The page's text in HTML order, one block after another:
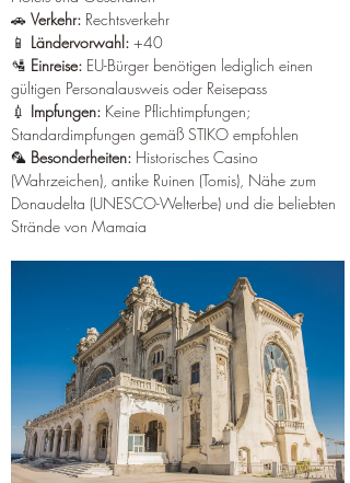
🚗 Verkehr: Rechtsverkehr
📱 Ländervorwahl: +40
🛂 Einreise: EU-Bürger benötigen lediglich einen
gültigen Personalausweis oder Reisepass
💉 Impfungen: Keine Pflichtimpfungen;
Standardimpfungen gemäß STIKO empfohlen
🦜 Besonderheiten: Historisches Casino
(Wahrzeichen), antike Ruinen (Tomis), Nähe zum
Donaudelta (UNESCO-Welterbe) und die beliebten
Strände von Mamaia